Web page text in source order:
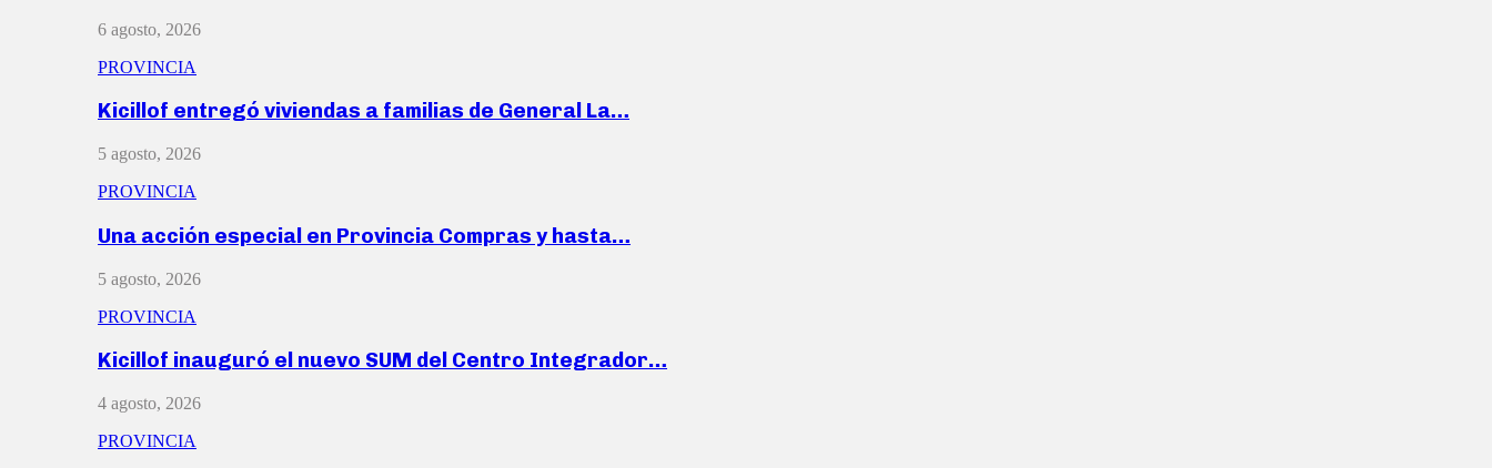
6 agosto, 2026
PROVINCIA
Kicillof entregó viviendas a familias de General La…
5 agosto, 2026
PROVINCIA
Una acción especial en Provincia Compras y hasta…
5 agosto, 2026
PROVINCIA
Kicillof inauguró el nuevo SUM del Centro Integrador…
4 agosto, 2026
PROVINCIA